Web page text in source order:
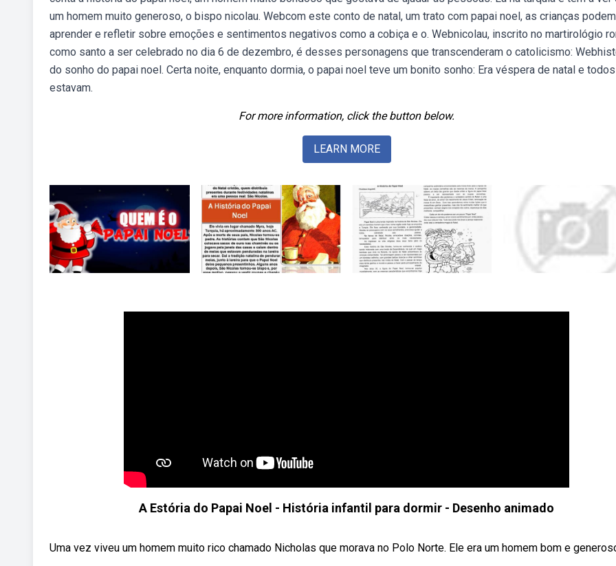
um homem muito generoso, o bispo nicolau. Webcom este conto de natal, um trato com papai noel, as crianças podem
aprender e refletir sobre emoções e sentimentos negativos como a cobiça e o. Webnicolau, inscrito no martirológio
como santo a ser celebrado no dia 6 de dezembro, é desses personagens que transcenderam o catolicismo:
do sonho do papai noel. Certa noite, enquanto dormia, o papai noel teve um bonito sonho: Era véspera de natal e todos
estavam.
For more information, click the button below.
LEARN MORE
A Estória do Papai Noel - História infantil para dormir - Desenho animado
Uma vez viveu um homem muito rico chamado Nicholas que morava no Polo Norte. Ele era um homem bom e